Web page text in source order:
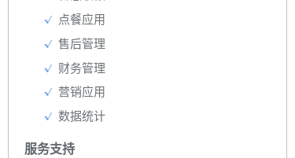
点餐应用
售后管理
财务管理
营销应用
数据统计
服务支持